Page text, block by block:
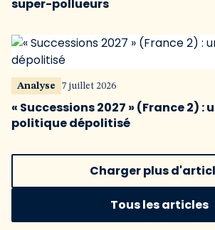
super-pollueurs
Analyse 7 juillet 2026
« Successions 2027 » (France 2) :
politique dépolitisé
Charger plus
Tous les articles